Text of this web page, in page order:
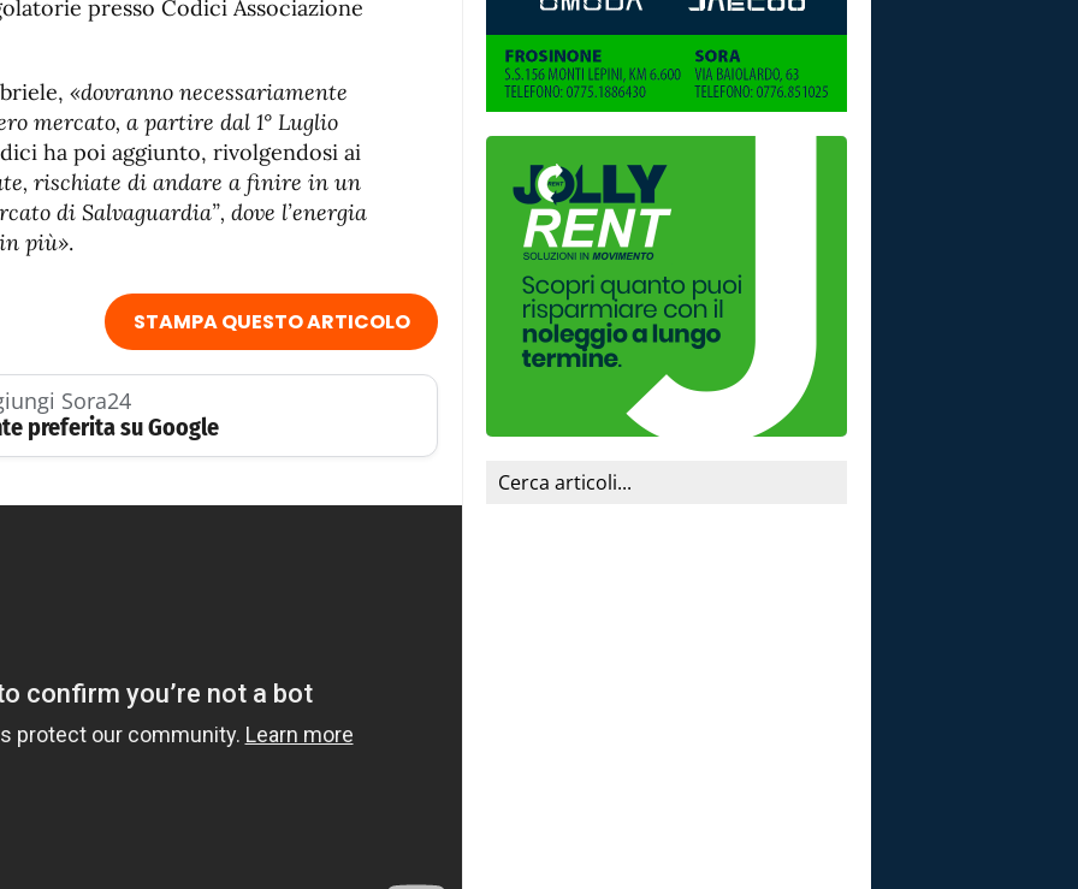
presso Codici Associazione
«dovranno necessariamente
mercato, a partire dal 1° Luglio
ha poi aggiunto, rivolgendosi ai
rischiate di andare a finire in un
di Salvaguardia”, dove l’energia
più».
STAMPA QUESTO ARTICOLO
Sora24
preferita su Google